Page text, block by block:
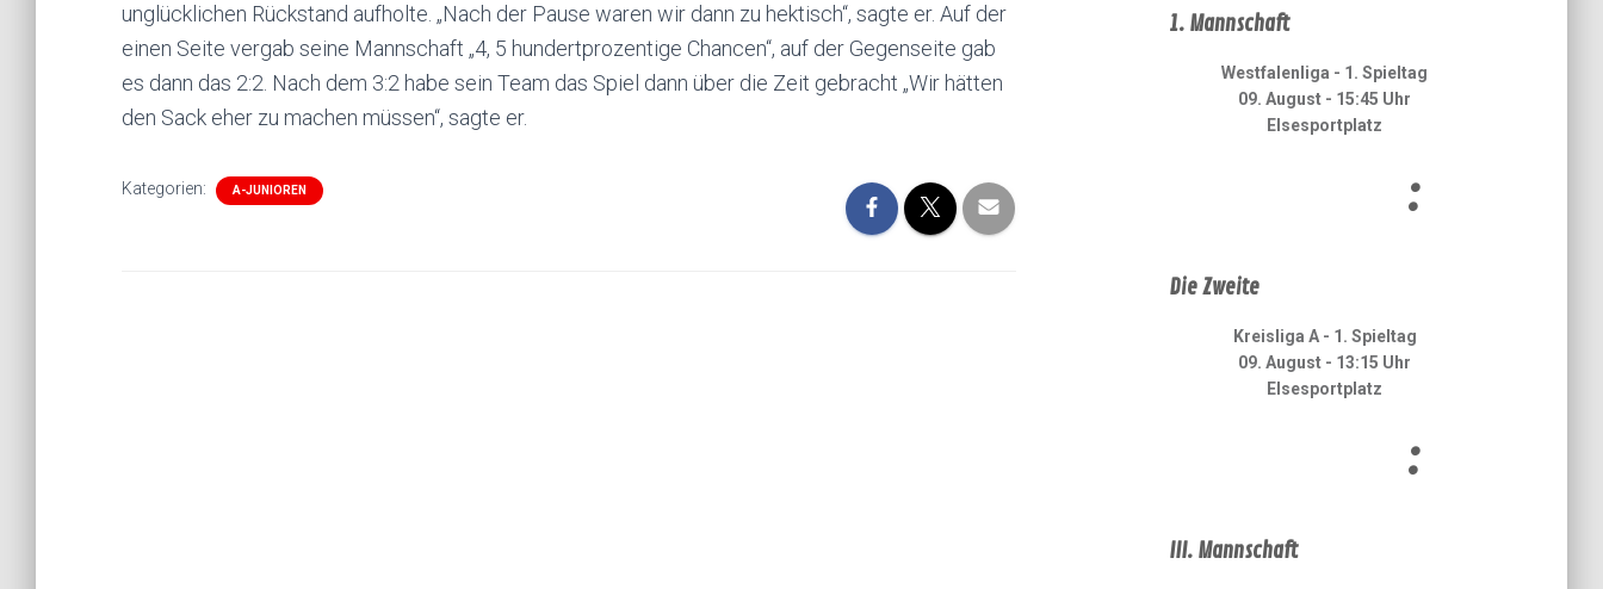
unglücklichen Rückstand aufholte. „Nach der Pause waren wir dann zu hektisch“, sagte er. Auf der
einen Seite vergab seine Mannschaft „4, 5 hundertprozentige Chancen“, auf der Gegenseite gab
es dann das 2:2. Nach dem 3:2 habe sein Team das Spiel dann über die Zeit gebracht „Wir hätten
den Sack eher zu machen müssen“, sagte er.
Kategorien: A-JUNIOREN
1. Mannschaft
Westfalenliga - 1. Spieltag
09. August - 15:45 Uhr
Elsesportplatz
:
Die Zweite
Kreisliga A - 1. Spieltag
09. August - 13:15 Uhr
Elsesportplatz
:
III. Mannschaft